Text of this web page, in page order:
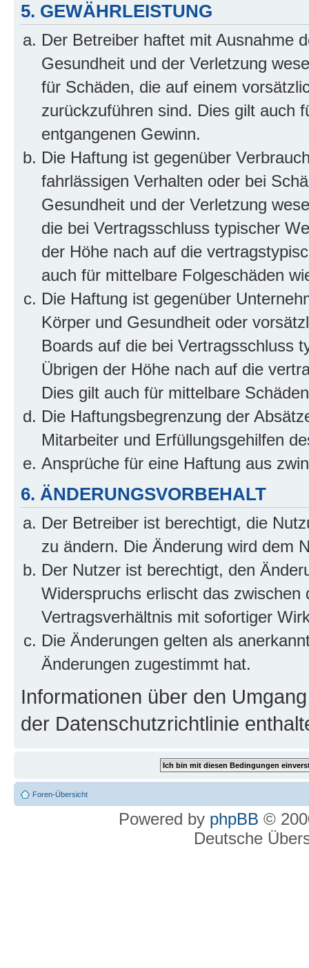
5. GEWÄHRLEISTUNG
Der Betreiber haftet mit Ausnahme
Gesundheit und der Verletzung
für Schäden, die auf einem
zurückzuführen sind. Dies gilt auch
entgangenen Gewinn.
Die Haftung ist gegenüber
fahrlässigen Verhalten oder bei
Gesundheit und der Verletzung
die bei Vertragsschluss typischer
der Höhe nach auf die
auch für mittelbare Folgeschäden
Die Haftung ist gegenüber
Körper und Gesundheit oder
Boards auf die bei Vertragsschluss
Übrigen der Höhe nach auf die
Dies gilt auch für mittelbare
Die Haftungsbegrenzung der
Mitarbeiter und Erfüllungsgehilfen
Ansprüche für eine Haftung aus
6. ÄNDERUNGSVORBEHALT
Der Betreiber ist berechtigt, die
zu ändern. Die Änderung wird dem
Der Nutzer ist berechtigt, den
Widerspruchs erlischt das
Vertragsverhältnis mit sofortiger
Die Änderungen gelten als
Änderungen zugestimmt hat.
Informationen über den
der Datenschutzrichtlinie
Foren-Übersicht
Powered by phpBB ©
Deutsche